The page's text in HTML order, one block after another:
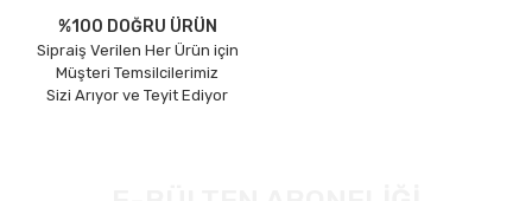
%100 DOĞRU ÜRÜN
Sipraiş Verilen Her Ürün için
Müşteri Temsilcilerimiz
Sizi Arıyor ve Teyit Ediyor